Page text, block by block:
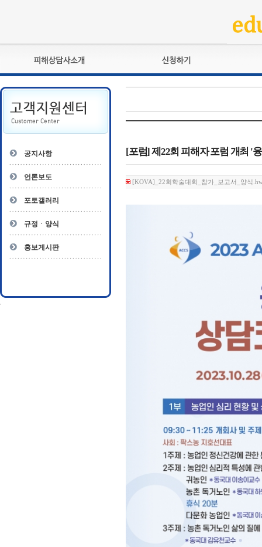
피해상담사란?
자격관리규정
상담사 자격증 확인
- 피해상담사 1급
- 전문수련감독자
- 전문수련기관
교육훈련
자격복원
공지사항
언론보도
포토갤러리
규정ㆍ양식
홍보게시판
[포럼] 제22회 피해자 포럼 개최 '
[KOVA]_22회학술대회_참가_보고서_양식